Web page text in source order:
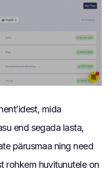
mida
end segada lasta,
pärusmaa ning need
rohkem huvitunutele on